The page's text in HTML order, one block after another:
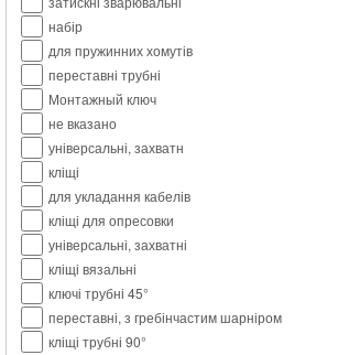
набір
для пружинних хомутів
переставні трубні
Монтажный ключ
не вказано
універсальні, захватн
кліщі
для укладання кабелів
кліщі для опресовки
універсальні, захватні
кліщі вязальні
ключі трубні 45°
переставні, з гребінчастим шарніром
кліщі трубні 90°